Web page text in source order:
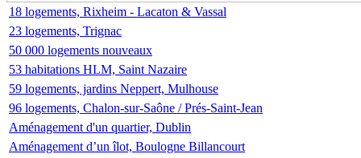
18 logements, Rixheim - Lacaton & Vassal
23 logements, Trignac
50 000 logements nouveaux
53 habitations HLM, Saint Nazaire
59 logements, jardins Neppert, Mulhouse
96 logements, Chalon-sur-Saône / Prés-Saint-Jean
Aménagement d'un quartier, Dublin
Aménagement d’un îlot, Boulogne Billancourt